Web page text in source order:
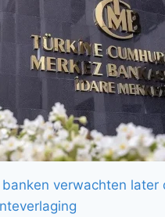
verwachten later